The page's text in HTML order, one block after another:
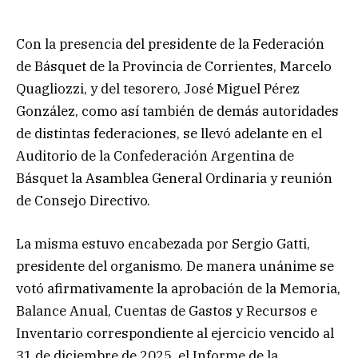
Con la presencia del presidente de la Federación
de Básquet de la Provincia de Corrientes, Marcelo
Quagliozzi, y del tesorero, José Miguel Pérez
González, como así también de demás autoridades
de distintas federaciones, se llevó adelante en el
Auditorio de la Confederación Argentina de
Básquet la Asamblea General Ordinaria y reunión
de Consejo Directivo.
La misma estuvo encabezada por Sergio Gatti,
presidente del organismo. De manera unánime se
votó afirmativamente la aprobación de la Memoria,
Balance Anual, Cuentas de Gastos y Recursos e
Inventario correspondiente al ejercicio vencido al